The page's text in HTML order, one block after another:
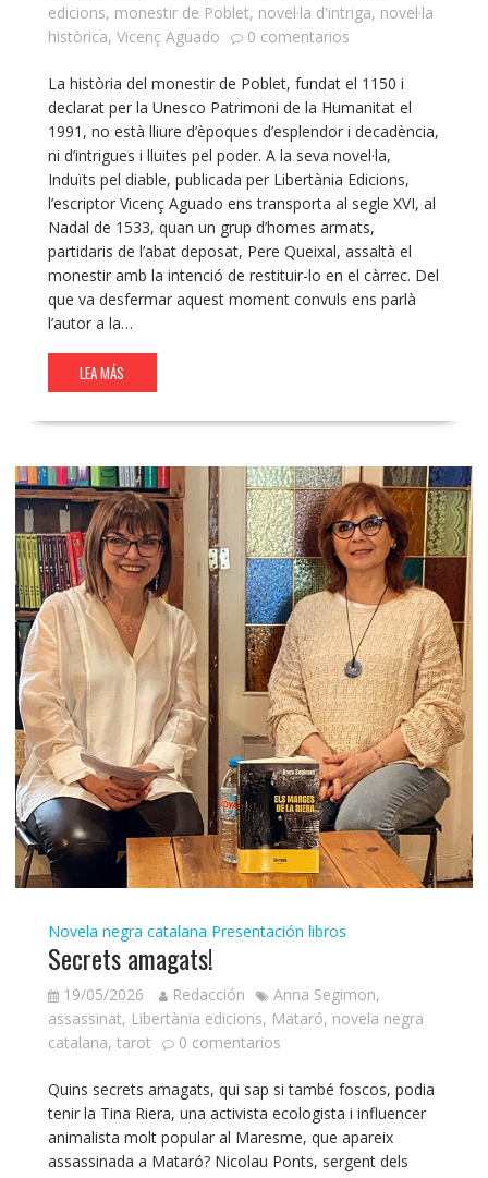
edicions, monestir de Poblet, novel·la d'intriga, novel·la
històrica, Vicenç Aguado 0 comentarios
La història del monestir de Poblet, fundat el 1150 i
declarat per la Unesco Patrimoni de la Humanitat el
1991, no està lliure d’èpoques d’esplendor i decadència,
ni d’intrigues i lluites pel poder. A la seva novel·la,
Induïts pel diable, publicada per Libertània Edicions,
l’escriptor Vicenç Aguado ens transporta al segle XVI, al
Nadal de 1533, quan un grup d’homes armats,
partidaris de l’abat deposat, Pere Queixal, assaltà el
monestir amb la intenció de restituir-lo en el càrrec. Del
que va desfermar aquest moment convuls ens parlà
l’autor a la…
LEA MÁS
Novela negra catalana Presentación libros
Secrets amagats!
19/05/2026 Redacción Anna Segimon,
assassinat, Libertània edicions, Mataró, novela negra
catalana, tarot 0 comentarios
Quins secrets amagats, qui sap si també foscos, podia
tenir la Tina Riera, una activista ecologista i influencer
animalista molt popular al Maresme, que apareix
assassinada a Mataró? Nicolau Ponts, sergent dels